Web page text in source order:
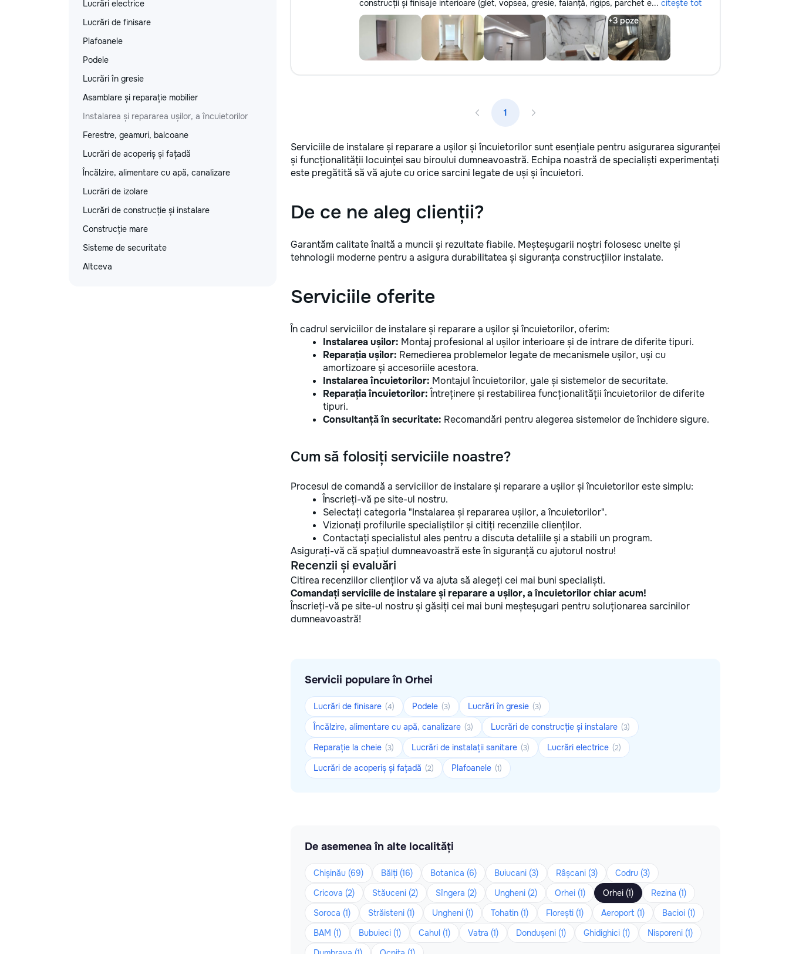
Lucrări electrice
Lucrări de finisare
Plafoanele
Podele
Lucrări în gresie
Asamblare și reparație mobilier
Instalarea și repararea ușilor, a încuietorilor
Ferestre, geamuri, balcoane
Lucrări de acoperiș și fațadă
Încălzire, alimentare cu apă, canalizare
Lucrări de izolare
Lucrări de construcție și instalare
Construcție mare
Sisteme de securitate
Altceva
construcții și finisaje interioare (glet, vopsea, gresie, faianță, rigips, parchet e... citește tot
1
Serviciile de instalare și reparare a ușilor și încuietorilor sunt esențiale pentru asigurarea siguranței
și funcționalității locuinței sau biroului dumneavoastră. Echipa noastră de specialiști experimentați
este pregătită să vă ajute cu orice sarcini legate de uși și încuietori.
De ce ne aleg clienții?
Garantăm calitate înaltă a muncii și rezultate fiabile. Meșteșugarii noștri folosesc unelte și
tehnologii moderne pentru a asigura durabilitatea și siguranța construcțiilor instalate.
Serviciile oferite
În cadrul serviciilor de instalare și reparare a ușilor și încuietorilor, oferim:
Instalarea ușilor: Montaj profesional al ușilor interioare și de intrare de diferite tipuri.
Reparația ușilor: Remedierea problemelor legate de mecanismele ușilor, uși cu
amortizoare și accesoriile acestora.
Instalarea încuietorilor: Montajul încuietorilor, yale și sistemelor de securitate.
Reparația încuietorilor: Întreținere și restabilirea funcționalității încuietorilor de diferite
tipuri.
Consultanță în securitate: Recomandări pentru alegerea sistemelor de închidere sigure.
Cum să folosiți serviciile noastre?
Procesul de comandă a serviciilor de instalare și reparare a ușilor și încuietorilor este simplu:
Înscrieți-vă pe site-ul nostru.
Selectați categoria "Instalarea și repararea ușilor, a încuietorilor".
Vizionați profilurile specialiștilor și citiți recenziile clienților.
Contactați specialistul ales pentru a discuta detaliile și a stabili un program.
Asigurați-vă că spațiul dumneavoastră este în siguranță cu ajutorul nostru!
Recenzii și evaluări
Citirea recenziilor clienților vă va ajuta să alegeți cei mai buni specialiști.
Comandați serviciile de instalare și reparare a ușilor, a încuietorilor chiar acum!
Înscrieți-vă pe site-ul nostru și găsiți cei mai buni meșteșugari pentru soluționarea sarcinilor
dumneavoastră!
Servicii populare în Orhei
Lucrări de finisare (4) Podele (3) Lucrări în gresie (3)
Încălzire, alimentare cu apă, canalizare (3) Lucrări de construcție și instalare (3)
Reparație la cheie (3) Lucrări de instalații sanitare (3) Lucrări electrice (2)
Lucrări de acoperiș și fațadă (2) Plafoanele (1)
De asemenea în alte localități
Chișinău (69) Bălți (16) Botanica (6) Buiucani (3) Râșcani (3)
Codru (3)
Cricova (2)
Stăuceni (2) Sîngera (2) Ungheni (2) Orhei (1) Orhei (1)
Rezina (1)
Soroca (1)
Străisteni (1) Ungheni (1) Tohatin (1) Florești (1) Aeroport (1)
Bacioi (1)
BAM (1)
Bubuieci (1) Cahul (1) Vatra (1) Dondușeni (1) Ghidighici (1)
Nisporeni (1)